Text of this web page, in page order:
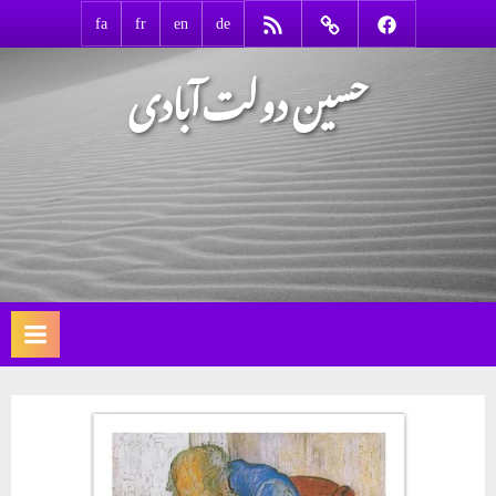
Facebook
Contact
RSS
de
en
fr
fa
حسین دولت‌آبادی